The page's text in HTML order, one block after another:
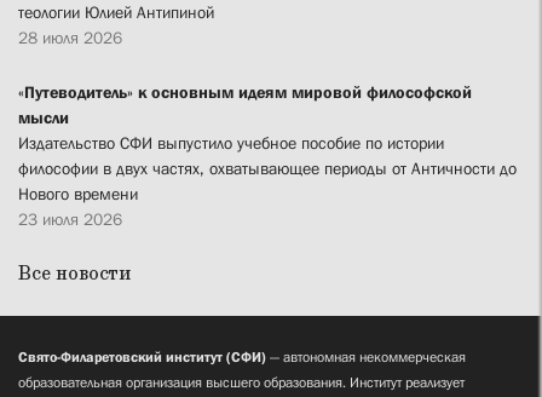
теологии Юлией Антипиной
28 июля 2026
«Путеводитель» к основным идеям мировой философской
мысли
Издательство СФИ выпустило учебное пособие по истории
философии в двух частях, охватывающее периоды от Античности до
Нового времени
23 июля 2026
Все новости
Свято-Филаретовский институт (СФИ) — автономная некоммерческая
образовательная организация высшего образования. Институт реализует